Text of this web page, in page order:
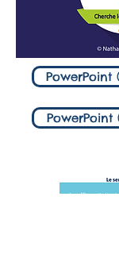
PowerPoint
PowerPoint